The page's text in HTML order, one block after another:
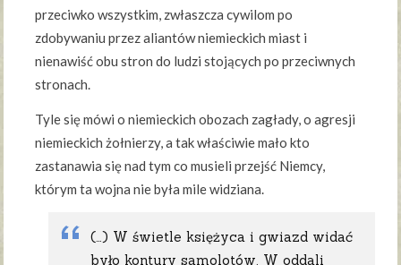
przeciwko wszystkim, zwłaszcza cywilom po
zdobywaniu przez aliantów niemieckich miast i
nienawiść obu stron do ludzi stojących po przeciwnych
stronach.
Tyle się mówi o niemieckich obozach zagłady, o agresji
niemieckich żołnierzy, a tak właściwie mało kto
zastanawia się nad tym co musieli przejść Niemcy,
którym ta wojna nie była mile widziana.
(…) W świetle księżyca i gwiazd widać
było kontury samolotów. W oddali